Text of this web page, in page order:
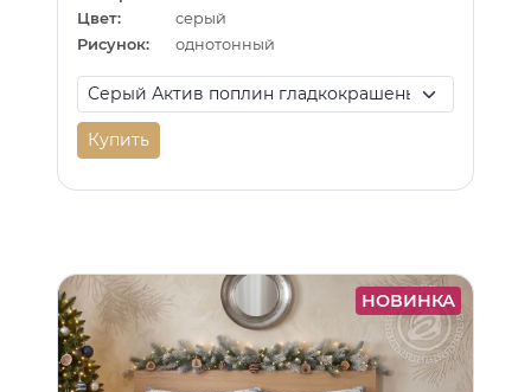
Цвет:
серый
Рисунок:
однотонный
Купить
НОВИНКА